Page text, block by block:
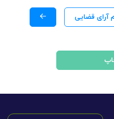
آرای قضایی